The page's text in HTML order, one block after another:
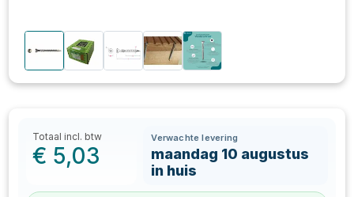
Totaal incl. btw
€ 5,03
Verwachte levering
maandag 10 augustus
in huis